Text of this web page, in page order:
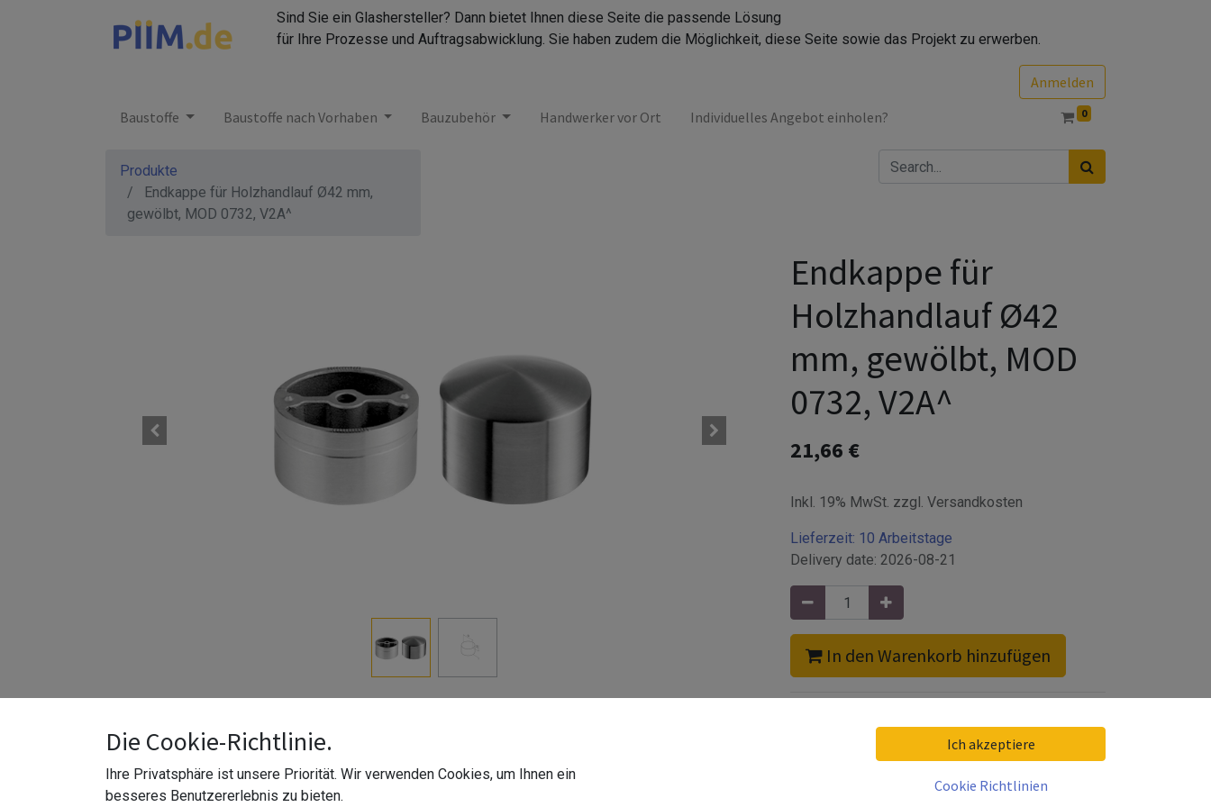
Sind Sie ein Glashersteller? Dann bietet Ihnen diese Seite die passende Lösung
für Ihre Prozesse und Auftragsabwicklung. Sie haben zudem die Möglichkeit, diese Seite sowie das Projekt zu erwerben.
Anmelden
Baustoffe
Baustoffe nach Vorhaben Bauzubehör Handwerker vor Ort Individuelles Angebot einholen? 0
Produkte
Endkappe für Holzhandlauf Ø42 mm,
gewölbt, MOD 0732, V2A^
Endkappe für
Holzhandlauf Ø42
mm, gewölbt, MOD
0732, V2A^
21,66 €
Inkl. 19% MwSt. zzgl. Versandkosten
Lieferzeit: 10 Arbeitstage
Delivery date: 2026-08-21
In den Warenkorb hinzufügen
Naturail | für Holz-Handlauf Ø42 mm | mit einem Adapter | Edelstahl V2A | für den Innenbereich
Z-Größe:für Ø42 mm Handlauf
Z-Material:Edelstahl 304 (V2A)
Die Cookie-Richtlinie.
Ihre Privatsphäre ist unsere Priorität. Wir verwenden Cookies, um Ihnen ein
besseres Benutzererlebnis zu bieten.
Ich akzeptiere
Cookie Richtlinien